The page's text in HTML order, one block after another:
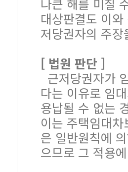
대상판결도 이
저당권자의 주
[ 법원 판단 ]
근저당권자가
다는 이유로 임
용납될 수 없는
이는 주택임대
은 일반원칙에
으므로 그 적용